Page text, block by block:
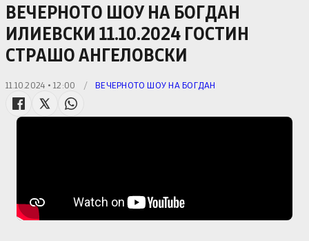
ВЕЧЕРНОТО ШОУ НА БОГДАН
ИЛИЕВСКИ 11.10.2024 ГОСТИН
СТРАШО АНГЕЛОВСКИ
11.10.2024 • 12:00 / ВЕЧЕРНОТО ШОУ НА БОГДАН